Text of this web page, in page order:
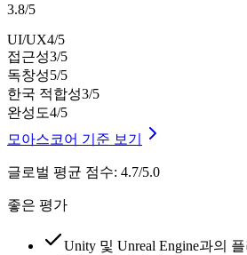
3.8/5
UI/UX4/5
접근성3/5
독창성5/5
한국 적합성3/5
완성도4/5
모아스코어 기준 보기
글로벌 평균 점수: 4.7/5.0
좋은 평가
Unity 및 Unreal Engine과의